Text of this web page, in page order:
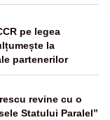
pe legea
la
partenerilor
revine cu o
Statului Paralel”